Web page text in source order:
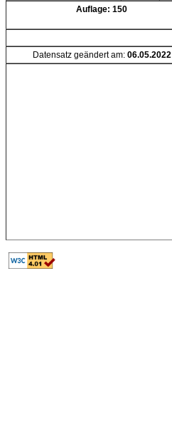
Auflage: 150
Datensatz geändert am: 06.05.2022